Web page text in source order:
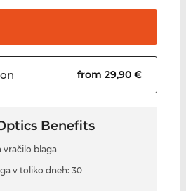
from 29,90 €
Benefits
vračilo blaga
v toliko dneh: 30